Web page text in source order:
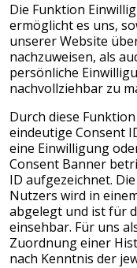
Die Funktion
ermöglicht es uns,
unserer Website
nachzuweisen, als
persönliche
nachvollziehbar zu
Durch diese
eindeutige Consent
eine Einwilligung
Consent Banner
ID aufgezeichnet.
Nutzers wird in
abgelegt und ist für
einsehbar. Für uns
Zuordnung einer
nach Kenntnis der